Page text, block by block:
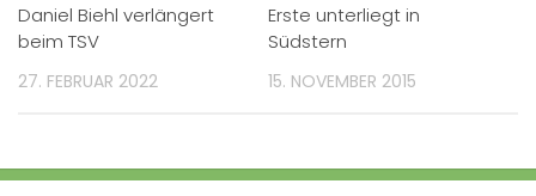
Daniel Biehl verlängert
beim TSV
27. FEBRUAR 2022
Erste unterliegt in
Südstern
15. NOVEMBER 2015